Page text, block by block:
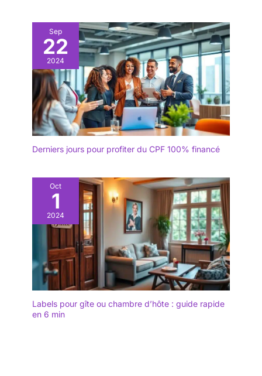
Sep
22
2024
Derniers jours pour profiter du CPF 100% financé
Oct
1
2024
Labels pour gîte ou chambre d’hôte : guide rapide
en 6 min